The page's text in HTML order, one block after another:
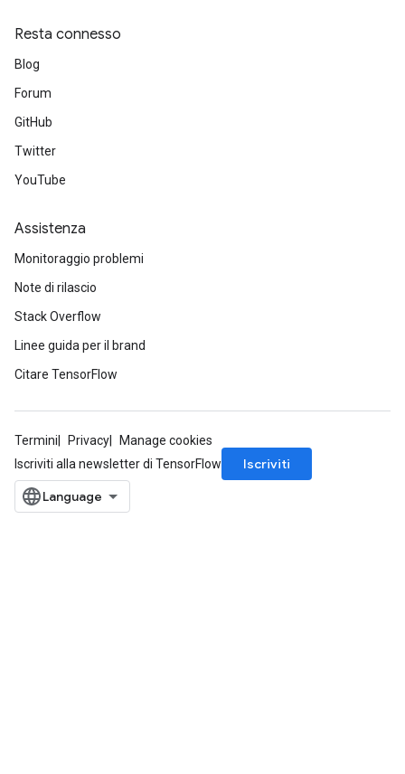
Resta connesso
Blog
Forum
GitHub
Twitter
YouTube
Assistenza
Monitoraggio problemi
Note di rilascio
Stack Overflow
Linee guida per il brand
Citare TensorFlow
Termini Privacy
Manage cookies
Iscriviti alla newsletter di TensorFlow
Iscriviti